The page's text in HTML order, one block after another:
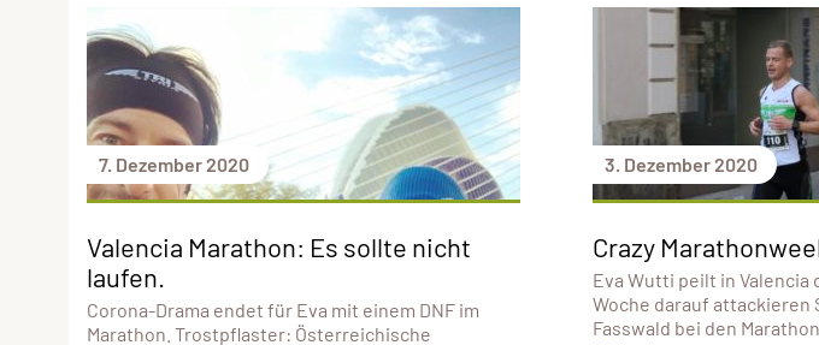
7. Dezember 2020
Valencia Marathon: Es sollte nicht
laufen.
Corona-Drama endet für Eva mit einem DNF im
Marathon. Trostpflaster: Österreichische
3. Dezember 2020
Crazy
Eva Wutti peilt in Valencia
Woche darauf attackieren
Fasswald bei den